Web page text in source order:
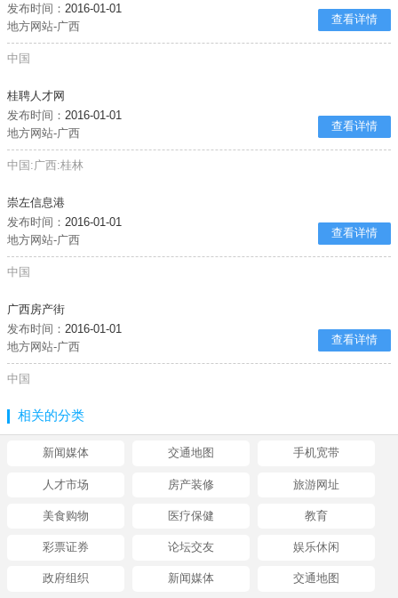
发布时间：2016-01-01
地方网站-广西
查看详情
中国
桂聘人才网
发布时间：2016-01-01
地方网站-广西
查看详情
中国:广西:桂林
崇左信息港
发布时间：2016-01-01
地方网站-广西
查看详情
中国
广西房产街
发布时间：2016-01-01
地方网站-广西
查看详情
中国
相关的分类
新闻媒体 交通地图 手机宽带
人才市场 房产装修 旅游网址
美食购物 医疗保健 教育
彩票证券 论坛交友 娱乐休闲
政府组织 新闻媒体 交通地图